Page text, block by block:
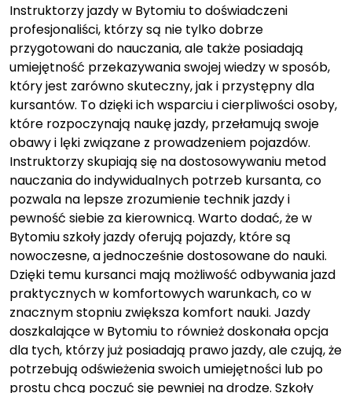
Instruktorzy jazdy w Bytomiu to doświadczeni
profesjonaliści, którzy są nie tylko dobrze
przygotowani do nauczania, ale także posiadają
umiejętność przekazywania swojej wiedzy w sposób,
który jest zarówno skuteczny, jak i przystępny dla
kursantów. To dzięki ich wsparciu i cierpliwości osoby,
które rozpoczynają naukę jazdy, przełamują swoje
obawy i lęki związane z prowadzeniem pojazdów.
Instruktorzy skupiają się na dostosowywaniu metod
nauczania do indywidualnych potrzeb kursanta, co
pozwala na lepsze zrozumienie technik jazdy i
pewność siebie za kierownicą. Warto dodać, że w
Bytomiu szkoły jazdy oferują pojazdy, które są
nowoczesne, a jednocześnie dostosowane do nauki.
Dzięki temu kursanci mają możliwość odbywania jazd
praktycznych w komfortowych warunkach, co w
znacznym stopniu zwiększa komfort nauki. Jazdy
doszkalające w Bytomiu to również doskonała opcja
dla tych, którzy już posiadają prawo jazdy, ale czują, że
potrzebują odświeżenia swoich umiejętności lub po
prostu chcą poczuć się pewniej na drodze. Szkoły